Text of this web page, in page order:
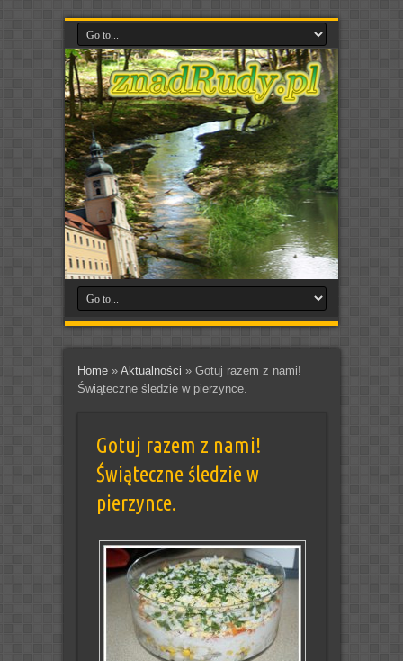
Home» Aktualności » Gotuj razem z nami!
Świąteczne śledzie w pierzynce.
Gotuj razem z nami!
Świąteczne śledzie w
pierzynce.